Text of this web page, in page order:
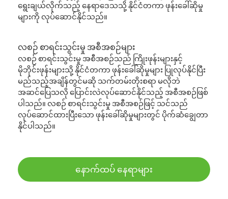
ရွေးချယ်လိုက်သည့် နေရာဒေသသို့ နိုင်ငံတကာ ဖုန်းခေါ်ဆိုမှု
များကို လုပ်ဆောင်နိုင်သည်။
လစဉ် စာရင်းသွင်းမှု အစီအစဉ်များ
လစဉ် စာရင်းသွင်းမှု အစီအစဉ်သည် ကြိုးဖုန်းများနှင့်
မိုဘိုင်းဖုန်းများသို့ နိုင်ငံတကာ ဖုန်းခေါ်ဆိုမှုများ ပြုလုပ်နိုင်ပြီး
မည်သည့်အချိန်တွင်မဆို သက်တမ်းတိုးစရာ မလိုဘဲ
အဆင်ပြေသလို ပြောင်းလဲလုပ်ဆောင်နိုင်သည့် အစီအစဉ်ဖြစ်
ပါသည်။ လစဉ် စာရင်းသွင်းမှု အစီအစဉ်ဖြင့် သင်သည်
လုပ်ဆောင်ထားပြီးသော ဖုန်းခေါ်ဆိုမှုများတွင် ပိုက်ဆံချွေတာ
နိုင်ပါသည်။
နောက်ထပ် နေရာများ